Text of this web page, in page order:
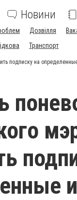
Новини
Дозвілля
Транспорт
подписку на